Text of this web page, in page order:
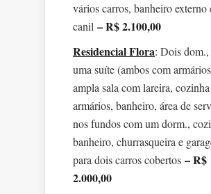
vários carros, banheiro externo
canil – R$ 2.100,00
Residencial Flora: Dois dom.,
uma suíte (ambos com
ampla sala com lareira,
armários, banheiro, área de
nos fundos com um dorm.,
banheiro, churrasqueira e
para dois carros cobertos – R$
2.000,00